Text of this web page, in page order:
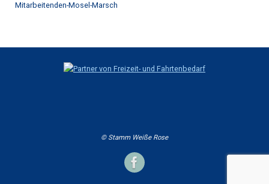
Mitarbeitenden-Mosel-Marsch
© Stamm Weiße Rose